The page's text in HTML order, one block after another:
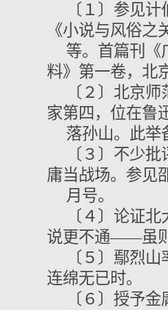
〔１〕参见
《小说与风俗
等。首篇刊《
料》第一卷，北
〔２〕北京
家第四，位在鲁
落孙山。此举
〔３〕不少
庸当战场。参见
月号。
〔４〕论证
说更不通——虽
〔５〕鄢烈
连绵无已时。
〔６〕授予